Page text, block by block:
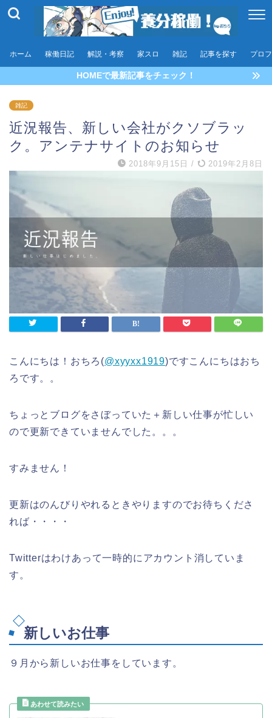
ホーム 稼働日記 解説・考察 家スロ 雑記 記事を探す プロ
HOMEで最新記事をチェック！
雑記
近況報告、新しい会社がクソブラッ
ク。アンテナサイトのお知らせ
2018年9月15日 / 2019年2月8日
こんにちは！おちろ(@xyyxx1919)ですこんにちはおち
ろです。。
ちょっとブログをさぼっていた＋新しい仕事が忙しい
ので更新できていませんでした。。。
すみません！
更新はのんびりやれるときやりますのでお待ちくださ
れば・・・・
Twitterはわけあって一時的にアカウント消していま
す。
新しいお仕事
９月から新しいお仕事をしています。